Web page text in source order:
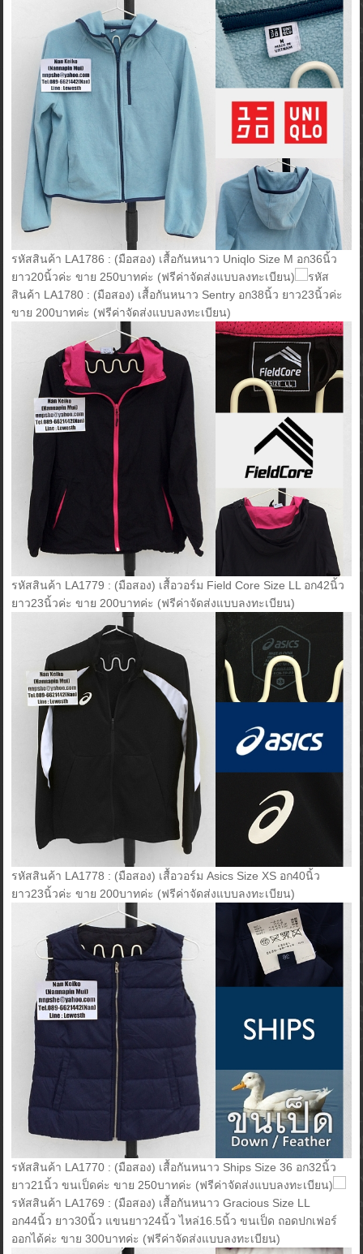
รหัสสินค้า LA1786 : (มือสอง) เสื้อกันหนาว Uniqlo Size M อก36นิ้ว
ยาว20นิ้วค่ะ ขาย 250บาทค่ะ (ฟรีค่าจัดส่งแบบลงทะเบียน)
รหัส
สินค้า LA1780 : (มือสอง) เสื้อกันหนาว Sentry อก38นิ้ว ยาว23นิ้วค่ะ
ขาย 200บาทค่ะ (ฟรีค่าจัดส่งแบบลงทะเบียน)
รหัสสินค้า LA1779 : (มือสอง) เสื้อวอร์ม Field Core Size LL อก42นิ้ว
ยาว23นิ้วค่ะ ขาย 200บาทค่ะ (ฟรีค่าจัดส่งแบบลงทะเบียน)
รหัสสินค้า LA1778 : (มือสอง) เสื้อวอร์ม Asics Size XS อก40นิ้ว
ยาว23นิ้วค่ะ ขาย 200บาทค่ะ (ฟรีค่าจัดส่งแบบลงทะเบียน)
รหัสสินค้า LA1770 : (มือสอง) เสื้อกันหนาว Ships Size 36 อก32นิ้ว
ยาว21นิ้ว ขนเป็ดค่ะ ขาย 250บาทค่ะ (ฟรีค่าจัดส่งแบบลงทะเบียน)
รหัสสินค้า LA1769 : (มือสอง) เสื้อกันหนาว Gracious Size LL
อก44นิ้ว ยาว30นิ้ว แขนยาว24นิ้ว ไหล่16.5นิ้ว ขนเป็ด ถอดปกเฟอร์
ออกได้ค่ะ ขาย 300บาทค่ะ (ฟรีค่าจัดส่งแบบลงทะเบียน)